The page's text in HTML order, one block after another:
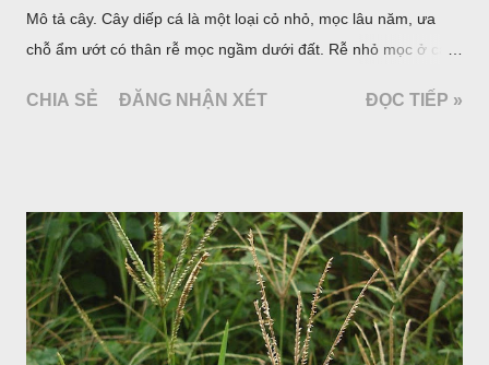
Mô tả cây. Cây diếp cá là một loại cỏ nhỏ, mọc lâu năm, ưa
chỗ ẩm ướt có thân rễ mọc ngầm dưới đất. Rễ nhỏ mọc ở các
cách, hình tim, đầu lá, hơi nhọn hay nhọn hẳn. Hoa nhỏ màu
cá. Hoa nở về mùa hạ vào các tháng 5-8. (Hình dưới).
CHIA SẺ ĐĂNG NHẬN XÉT ĐỌC TIẾP »